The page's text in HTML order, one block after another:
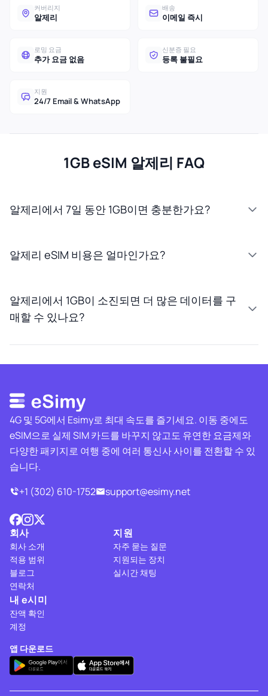
커버리지
알제리
배송
이메일 즉시
로밍 요금
추가 요금 없음
신분증 필요
등록 불필요
지원
24/7 Email & WhatsApp
1GB eSIM 알제리 FAQ
알제리에서 7일 동안 1GB이면 충분한가요?
알제리 eSIM 비용은 얼마인가요?
알제리에서 1GB이 소진되면 더 많은 데이터를 구
매할 수 있나요?
4G 및 5G에서 Esimy로 최대 속도를 즐기세요. 이동 중에도
eSIM으로 실제 SIM 카드를 바꾸지 않고도 유연한 요금제와
다양한 패키지로 여행 중에 여러 통신사 사이를 전환할 수 있
습니다.
+1 (302) 610-1752
support@esimy.net
회사
회사 소개
적용 범위
블로그
연락처
지원
자주 묻는 질문
지원되는 장치
실시간 채팅
내 e시미
잔액 확인
계정
앱 다운로드